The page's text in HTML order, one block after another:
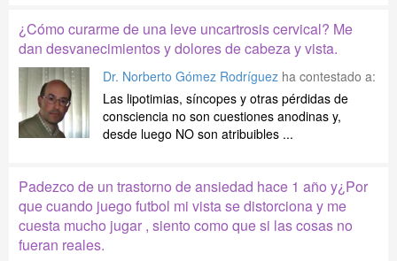
¿Cómo curarme de una leve uncartrosis cervical? Me
dan desvanecimientos y dolores de cabeza y vista.
Dr. Norberto Gómez Rodríguez ha contestado a:
Las lipotimias, síncopes y otras pérdidas de
consciencia no son cuestiones anodinas y,
desde luego NO son atribuibles ...
Padezco de un trastorno de ansiedad hace 1 año y¿Por
que cuando juego futbol mi vista se distorciona y me
cuesta mucho jugar , siento como que si las cosas no
fueran reales.